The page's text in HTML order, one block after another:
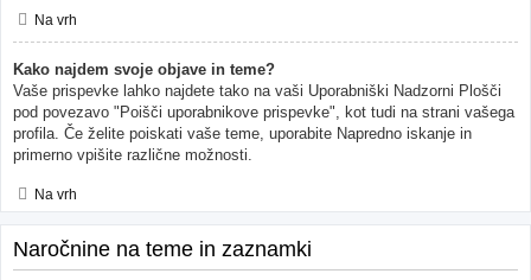
Na vrh
Kako najdem svoje objave in teme?
Vaše prispevke lahko najdete tako na vaši Uporabniški Nadzorni Plošči
pod povezavo "Poišči uporabnikove prispevke", kot tudi na strani vašega
profila. Če želite poiskati vaše teme, uporabite Napredno iskanje in
primerno vpišite različne možnosti.
Na vrh
Naročnine na teme in zaznamki